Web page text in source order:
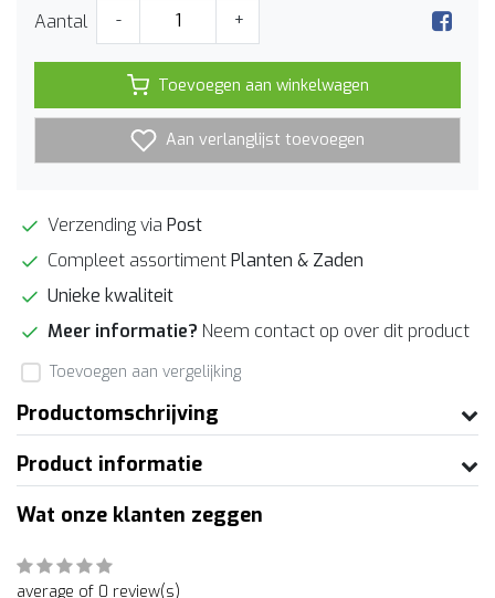
Aantal - +
Toevoegen aan winkelwagen
Aan verlanglijst toevoegen
Verzending via Post
Compleet assortimentPlanten & Zaden
Unieke kwaliteit
Meer informatie? Neem contact op over dit product
Toevoegen aan vergelijking
Productomschrijving
Product informatie
Wat onze klanten zeggen
average of 0 review(s)